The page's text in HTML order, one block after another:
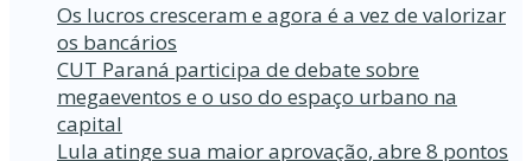
Os lucros cresceram e agora é a vez de valorizar
os bancários
CUT Paraná participa de debate sobre
megaeventos e o uso do espaço urbano na
capital
Lula atinge sua maior aprovação, abre 8 pontos